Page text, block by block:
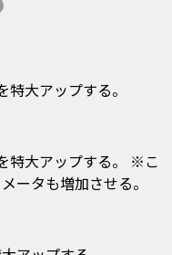
大アップする。
特大アップする。 ※こ
ータも増加させる。